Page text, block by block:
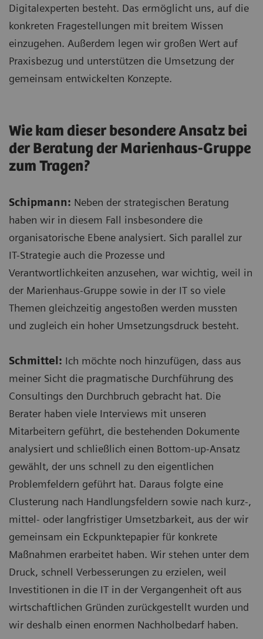
Digitalexperten besteht. Das ermöglicht uns, auf die
konkreten Fragestellungen mit breitem Wissen
einzugehen. Außerdem legen wir großen Wert auf
Praxisbezug und unterstützen die Umsetzung der
gemeinsam entwickelten Konzepte.
Wie kam dieser besondere Ansatz bei
der Beratung der Marienhaus-Gruppe
zum Tragen?
Schipmann: Neben der strategischen Beratung
haben wir in diesem Fall insbesondere die
organisatorische Ebene analysiert. Sich parallel zur
IT-Strategie auch die Prozesse und
Verantwortlichkeiten anzusehen, war wichtig, weil in
der Marienhaus-Gruppe sowie in der IT so viele
Themen gleichzeitig angestoßen werden mussten
und zugleich ein hoher Umsetzungsdruck besteht.
Schmittel: Ich möchte noch hinzufügen, dass aus
meiner Sicht die pragmatische Durchführung des
Consultings den Durchbruch gebracht hat. Die
Berater haben viele Interviews mit unseren
Mitarbeitern geführt, die bestehenden Dokumente
analysiert und schließlich einen Bottom-up-Ansatz
gewählt, der uns schnell zu den eigentlichen
Problemfeldern geführt hat. Daraus folgte eine
Clusterung nach Handlungsfeldern sowie nach kurz-,
mittel- oder langfristiger Umsetzbarkeit, aus der wir
gemeinsam ein Eckpunktepapier für konkrete
Maßnahmen erarbeitet haben. Wir stehen unter dem
Druck, schnell Verbesserungen zu erzielen, weil
Investitionen in die IT in der Vergangenheit oft aus
wirtschaftlichen Gründen zurückgestellt wurden und
wir deshalb einen enormen Nachholbedarf haben.